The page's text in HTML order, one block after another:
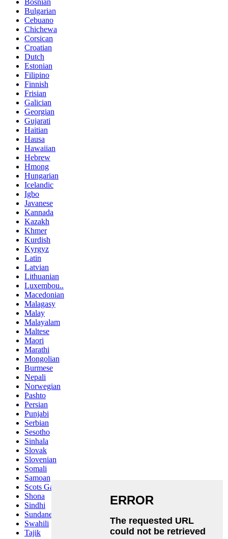
Bosnian
Bulgarian
Cebuano
Chichewa
Corsican
Croatian
Dutch
Estonian
Filipino
Finnish
Frisian
Galician
Georgian
Gujarati
Haitian
Hausa
Hawaiian
Hebrew
Hmong
Hungarian
Icelandic
Igbo
Javanese
Kannada
Kazakh
Khmer
Kurdish
Kyrgyz
Latin
Latvian
Lithuanian
Luxembou..
Macedonian
Malagasy
Malay
Malayalam
Maltese
Maori
Marathi
Mongolian
Burmese
Nepali
Norwegian
Pashto
Persian
Punjabi
Serbian
Sesotho
Sinhala
Slovak
Slovenian
Somali
Samoan
Scots Gaelic
Shona
Sindhi
Sundanese
Swahili
Tajik